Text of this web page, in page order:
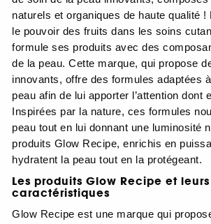
naturels et organiques de haute qualité !
le pouvoir des fruits dans les soins
formule ses produits avec des
de la peau. Cette marque, qui propose
innovants, offre des formules adaptées
peau afin de lui apporter l’attention dont
Inspirées par la nature, ces formules
peau tout en lui donnant une luminosité
produits Glow Recipe, enrichis en
hydratent la peau tout en la protégeant.
Les produits Glow Recipe et leurs
caractéristiques
Glow Recipe est une marque qui